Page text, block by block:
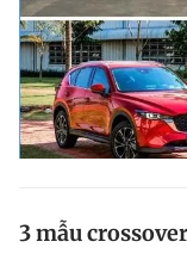
3 mẫu